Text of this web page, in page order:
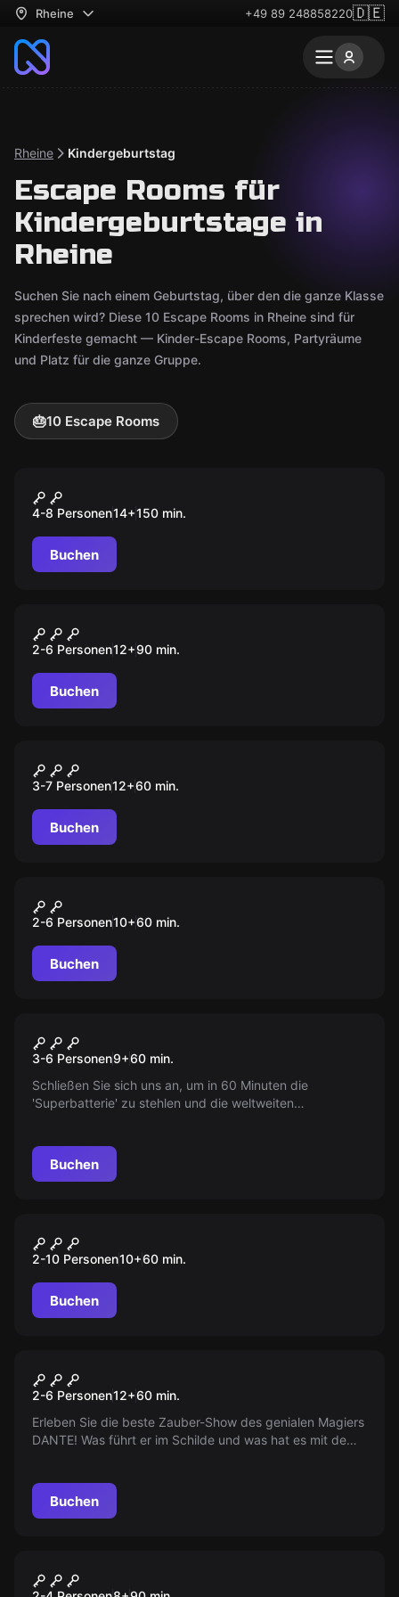
Rheine +49 89 248858220🇩🇪
Rheine Kindergeburtstag
Escape Rooms für
Kindergeburtstage in
Rheine
Suchen Sie nach einem Geburtstag, über den die ganze Klasse
sprechen wird? Diese 10 Escape Rooms in Rheine sind für
Kinderfeste gemacht — Kinder-Escape Rooms, Partyräume
und Platz für die ganze Gruppe.
🎂10 Escape Rooms
DER WALD DER VERLORENEN
SEELEN
4-8 Personen14+150 min.
Buchen
DAS GEHEIME TAGEBUCH
2-6 Personen12+90 min.
Buchen
TIME
3-7 Personen12+60 min.
Buchen
Nemesis: A New Life
2-6 Personen10+60 min.
Buchen
Das Joshua Projekt
3-6 Personen9+60 min.
Schließen Sie sich uns an, um in 60 Minuten die
'Superbatterie' zu stehlen und die weltweiten
Buchen
MISSION: BOMBE
2-10 Personen10+60 min.
Buchen
Der grosse Dante
2-6 Personen12+60 min.
Erleben Sie die beste Zauber-Show des genialen Magiers
DANTE! Was führt er im Schilde und was hat es mit dem
Buchen
Neu
Das Gold Von Bentlage